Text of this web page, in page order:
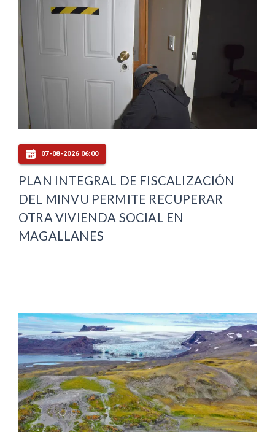
07-08-2026 06:00
PLAN INTEGRAL DE FISCALIZACIÓN
DEL MINVU PERMITE RECUPERAR
OTRA VIVIENDA SOCIAL EN
MAGALLANES